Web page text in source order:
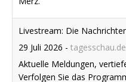
tagesschau24 hier.
Hans Hocke, Bergführer
Bedrohung der Gletscher
7 August 2026-